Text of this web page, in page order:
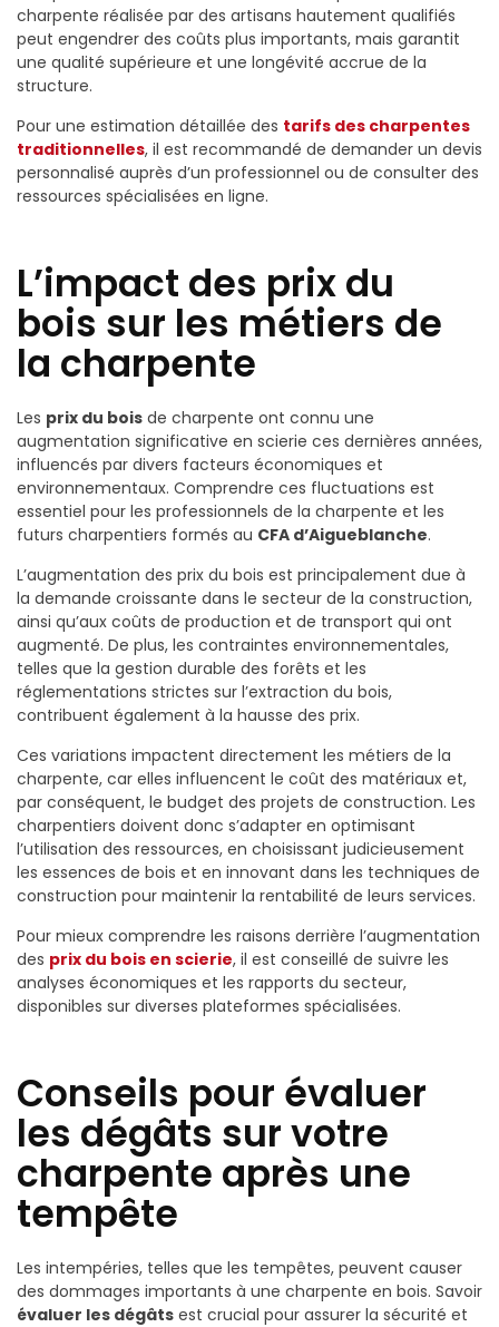
charpente réalisée par des artisans hautement qualifiés
peut engendrer des coûts plus importants, mais garantit
une qualité supérieure et une longévité accrue de la
structure.
Pour une estimation détaillée des tarifs des charpentes
traditionnelles, il est recommandé de demander un devis
personnalisé auprès d’un professionnel ou de consulter des
ressources spécialisées en ligne.
L’impact des prix du
bois sur les métiers de
la charpente
Les prix du bois de charpente ont connu une
augmentation significative en scierie ces dernières années,
influencés par divers facteurs économiques et
environnementaux. Comprendre ces fluctuations est
essentiel pour les professionnels de la charpente et les
futurs charpentiers formés au CFA d’Aigueblanche.
L’augmentation des prix du bois est principalement due à
la demande croissante dans le secteur de la construction,
ainsi qu’aux coûts de production et de transport qui ont
augmenté. De plus, les contraintes environnementales,
telles que la gestion durable des forêts et les
réglementations strictes sur l’extraction du bois,
contribuent également à la hausse des prix.
Ces variations impactent directement les métiers de la
charpente, car elles influencent le coût des matériaux et,
par conséquent, le budget des projets de construction. Les
charpentiers doivent donc s’adapter en optimisant
l’utilisation des ressources, en choisissant judicieusement
les essences de bois et en innovant dans les techniques de
construction pour maintenir la rentabilité de leurs services.
Pour mieux comprendre les raisons derrière l’augmentation
des prix du bois en scierie, il est conseillé de suivre les
analyses économiques et les rapports du secteur,
disponibles sur diverses plateformes spécialisées.
Conseils pour évaluer
les dégâts sur votre
charpente après une
tempête
Les intempéries, telles que les tempêtes, peuvent causer
des dommages importants à une charpente en bois. Savoir
évaluer les dégâts est crucial pour assurer la sécurité et